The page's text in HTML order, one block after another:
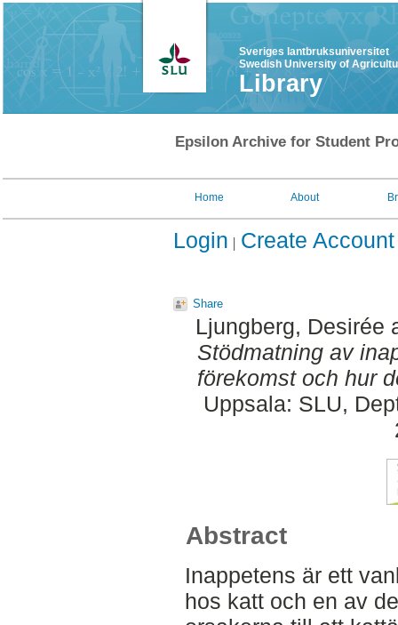
Sveriges lantbruksuniversitet
Swedish University of
Library
Epsilon Archive for Student
Home About
Login Create Account
Share
Ljungberg, Desirée
Stödmatning av
förekomst och hur
Uppsala: SLU,
Abstract
Inappetens är ett
hos katt och en av